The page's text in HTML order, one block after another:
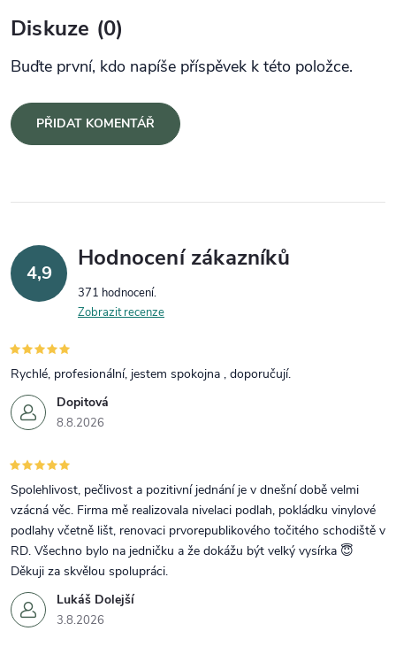
Diskuze (0)
Buďte první, kdo napíše příspěvek k této položce.
PŘIDAT KOMENTÁŘ
4,9
Hodnocení zákazníků
371 hodnocení
Zobrazit recenze
Dopitová
8.8.2026
Rychlé, profesionální, jestem spokojna , doporučují.
Lukáš Dolejší
3.8.2026
Spolehlivost, pečlivost a pozitivní jednání je v dnešní době velmi
vzácná věc. Firma mě realizovala nivelaci podlah, pokládku vinylové
podlahy včetně lišt, renovaci prvorepublikového točitého schodiště v
RD. Všechno bylo na jedničku a že dokážu být velký vysírka 😇
Děkuji za skvělou spolupráci.